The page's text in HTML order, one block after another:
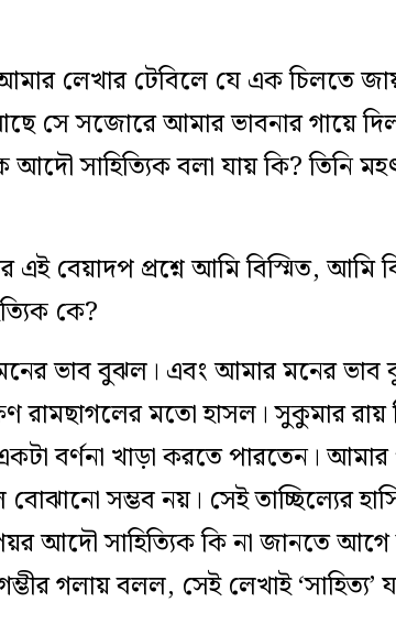
লেখার টেবিলে যে এক চিলতে
সে সজোরে আমার ভাবনার গায়ে দিল
আদৌ সাহিত্যিক বলা যায় কি? তিনি
বেয়াদপ প্রশ্নে আমি বিস্মিত, আমি
কে?
ভাব বুঝল। এবং আমার মনের ভাব
রামছাগলের মতো হাসল। সুকুমার
বর্ণনা খাড়া করতে পারতেন।
সম্ভব নয়। সেই তাচ্ছিল্যের
আদৌ সাহিত্যিক কি না জানতে আগে
গলায় বলল, সেই লেখাই ‘সাহিত্য’